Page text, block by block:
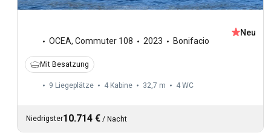
OCEA, Commuter 108 2023 Bonifacio
Neu
Mit Besatzung
9 Liegeplätze 4 Kabine 32,7 m 4 WC
Niedrigster10.714 € / Nacht